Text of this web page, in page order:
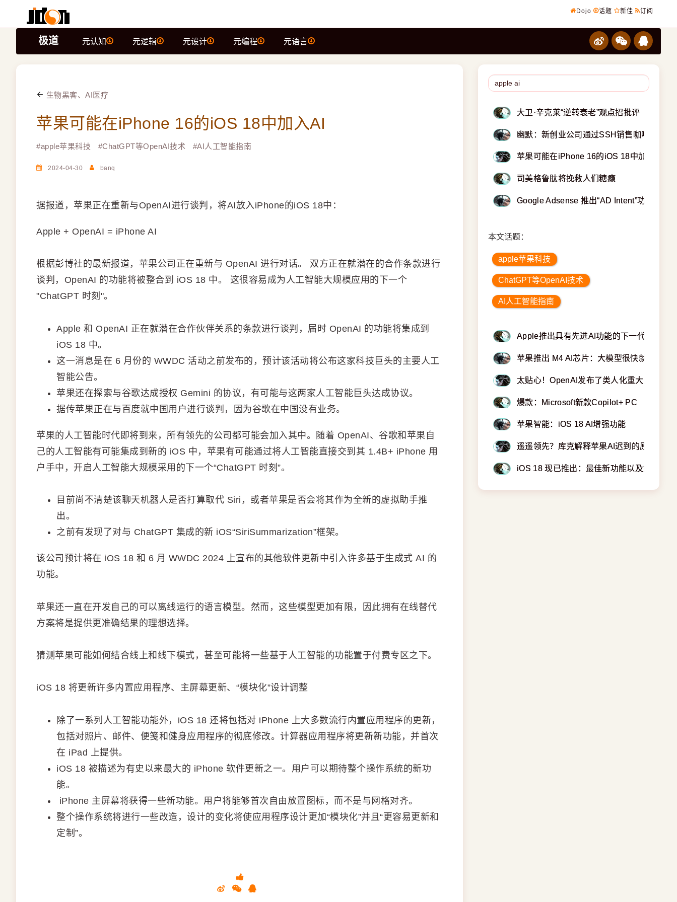
Dojo 话题 新佳 订阅
极道 元认知 元逻辑 元设计 元编程 元语言
生物黑客、AI医疗
苹果可能在iPhone 16的iOS 18中加入AI
#apple苹果科技 #ChatGPT等OpenAI技术 #AI人工智能指南
2024-04-30 banq
据报道，苹果正在重新与OpenAI进行谈判，将AI放入iPhone的iOS 18中：
Apple + OpenAI = iPhone AI
根据彭博社的最新报道，苹果公司正在重新与 OpenAI 进行对话。 双方正在就潜在的合作条款进行
谈判，OpenAI 的功能将被整合到 iOS 18 中。 这很容易成为人工智能大规模应用的下一个
"ChatGPT 时刻"。
Apple 和 OpenAI 正在就潜在合作伙伴关系的条款进行谈判，届时 OpenAI 的功能将集成到
iOS 18 中。
这一消息是在 6 月份的 WWDC 活动之前发布的，预计该活动将公布这家科技巨头的主要人工
智能公告。
苹果还在探索与谷歌达成授权 Gemini 的协议，有可能与这两家人工智能巨头达成协议。
据传苹果正在与百度就中国用户进行谈判，因为谷歌在中国没有业务。
苹果的人工智能时代即将到来，所有领先的公司都可能会加入其中。随着 OpenAI、谷歌和苹果自
己的人工智能有可能集成到新的 iOS 中，苹果有可能通过将人工智能直接交到其 1.4B+ iPhone 用
户手中，开启人工智能大规模采用的下一个“ChatGPT 时刻”。
目前尚不清楚该聊天机器人是否打算取代 Siri，或者苹果是否会将其作为全新的虚拟助手推
出。
之前有发现了对与 ChatGPT 集成的新 iOS“SiriSummarization”框架。
该公司预计将在 iOS 18 和 6 月 WWDC 2024 上宣布的其他软件更新中引入许多基于生成式 AI 的
功能。
苹果还一直在开发自己的可以离线运行的语言模型。然而，这些模型更加有限，因此拥有在线替代
方案将是提供更准确结果的理想选择。
猜测苹果可能如何结合线上和线下模式，甚至可能将一些基于人工智能的功能置于付费专区之下。
iOS 18 将更新许多内置应用程序、主屏幕更新、“模块化”设计调整
除了一系列人工智能功能外，iOS 18 还将包括对 iPhone 上大多数流行内置应用程序的更新，
包括对照片、邮件、便笺和健身应用程序的彻底修改。计算器应用程序将更新新功能，并首次
在 iPad 上提供。
iOS 18 被描述为有史以来最大的 iPhone 软件更新之一。用户可以期待整个操作系统的新功
能。
iPhone 主屏幕将获得一些新功能。用户将能够首次自由放置图标，而不是与网格对齐。
整个操作系统将进行一些改造，设计的变化将使应用程序设计更加“模块化”并且“更容易更新和
定制”。
大卫·辛克莱“逆转衰老”观点招批评
幽默：新创业公司通过SSH销售咖啡
苹果可能在iPhone 16的iOS 18中加入AI
司美格鲁肽将挽救人们糖瘾
Google Adsense 推出“AD Intent”功能
本文话题：
apple苹果科技
ChatGPT等OpenAI技术
AI人工智能指南
Apple推出具有先进AI功能的下一代iPhone
苹果推出 M4 AI芯片：大模型很快就能在手
太贴心！OpenAI发布了类人化重大版本：
爆款：Microsoft新款Copilot+ PC
苹果智能：iOS 18 AI增强功能
遥遥领先？库克解释苹果AI迟到的原因
iOS 18 现已推出：最佳新功能以及如何安